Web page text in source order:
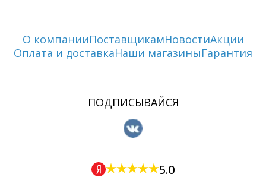
О компанииПоставщикамНовостиАкции
Оплата и доставкаНаши магазиныГарантия
ПОДПИСЫВАЙСЯ
5.0